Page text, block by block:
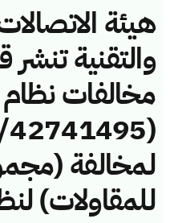
هيئة
والتقنية تنشر
مخالفات
لمخالفة
للمقاولات)